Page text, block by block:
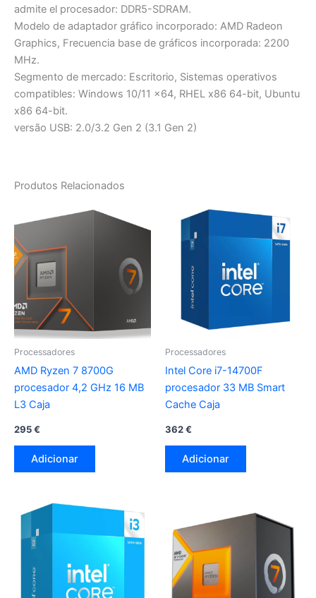
admite el procesador: DDR5-SDRAM.
Modelo de adaptador gráfico incorporado: AMD Radeon
Graphics, Frecuencia base de gráficos incorporada: 2200
MHz.
Segmento de mercado: Escritorio, Sistemas operativos
compatibles: Windows 10/11 x64, RHEL x86 64-bit, Ubuntu
x86 64-bit.
versão USB: 2.0/3.2 Gen 2 (3.1 Gen 2)
Produtos Relacionados
Processadores
AMD Ryzen 7 8700G
procesador 4,2 GHz 16 MB
L3 Caja
295€
Adicionar
Processadores
Intel Core i7-14700F
procesador 33 MB Smart
Cache Caja
362€
Adicionar